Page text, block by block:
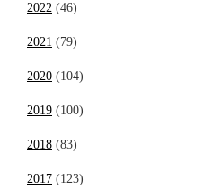
2022 (46)
2021 (79)
2020 (104)
2019 (100)
2018 (83)
2017 (123)